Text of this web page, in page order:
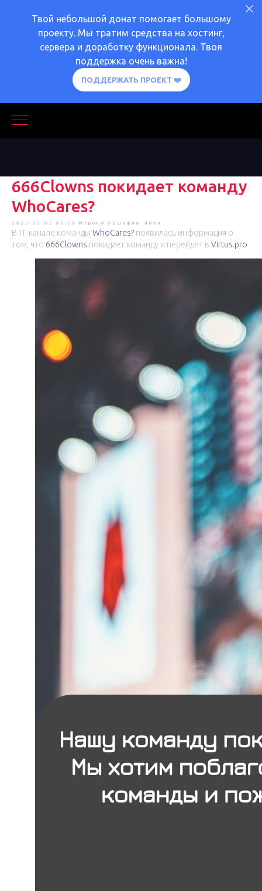
Твой небольшой донат помогает большому
проекту. Мы тратим средства на хостинг,
сервера и доработку функционала. Твоя
поддержка очень важна!
ПОДДЕРЖАТЬ ПРОЕКТ ❤️
666Clowns покидает команду
WhoCares?
2025-03-05 08:29 Игроки Решафлы Лига
В ТГ канале команды WhoCares? появилась информация о
том, что 666Clowns покидает команду и перейдет в Virtus.pro